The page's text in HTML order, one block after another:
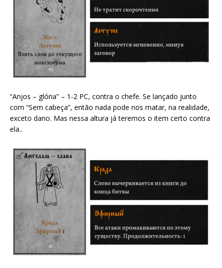
“Anjos – glória” – 1-2 PC, contra o chefe. Se lançado junto
com “Sem cabeça”, então nada pode nos matar, na realidade,
exceto dano. Mas nessa altura já teremos o item certo contra
ela..